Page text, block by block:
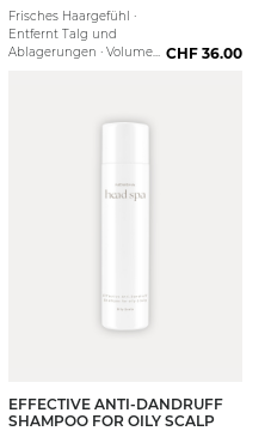
Frisches Haargefühl ·
Entfernt Talg und
Ablagerungen · Volumen CHF 36.00
250 ml
EFFECTIVE ANTI-DANDRUFF
SHAMPOO FOR OILY SCALP